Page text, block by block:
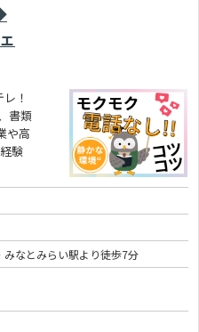
！
書類
や高
験
なとみらい駅より徒歩7分